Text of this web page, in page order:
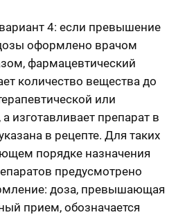
4: если превышение
оформлено врачом
фармацевтический
количество вещества до
или
изготавливает препарат в
в рецепте. Для таких
порядке назначения
предусмотрено
доза, превышающая
прием, обозначается